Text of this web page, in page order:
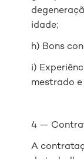
idade;
h) Bons
i)
mestrado
4 —
A